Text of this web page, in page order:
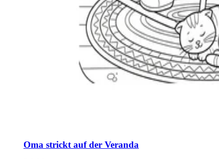
Oma strickt auf der Veranda